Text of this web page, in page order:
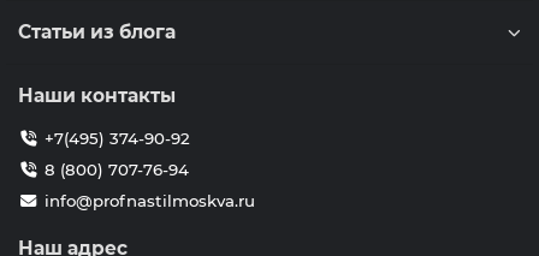
Статьи из блога
Наши контакты
+7(495) 374-90-92
8 (800) 707-76-94
info@profnastilmoskva.ru
Наш адрес